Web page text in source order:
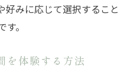
好みに応じて選択すること
。
を体験する方法